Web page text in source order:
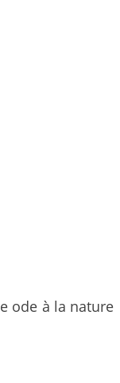
ode à la nature